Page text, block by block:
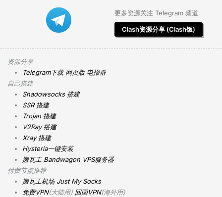
更多资源关注 Telegram 频道
Clash资源分享 (Clash饭)
资源分享
Telegram下载 网页版 电报群
自己搭建
Shadowsocks 搭建
SSR 搭建
Trojan 搭建
V2Ray 搭建
Xray 搭建
Hysteria一键安装
搬瓦工 Bandwagon VPS服务器
付费节点推荐
搬瓦工机场 Just My Socks
免费VPN(大陆用) 回国VPN(海外用)